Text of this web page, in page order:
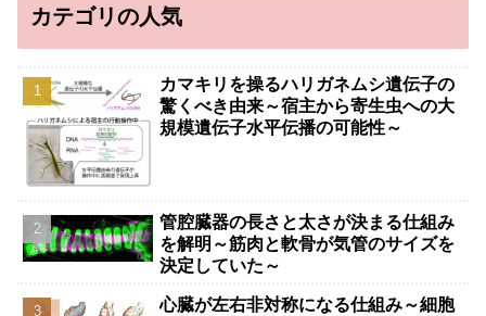
カテゴリの人気
カマキリを操るハリガネムシ遺伝子の
驚くべき由来～宿主から寄生虫への大
規模遺伝子水平伝播の可能性～
管腔臓器の長さと太さが決まる仕組み
を解明～筋肉と軟骨が気管のサイズを
決定していた～
心臓が左右非対称になる仕組み～細胞